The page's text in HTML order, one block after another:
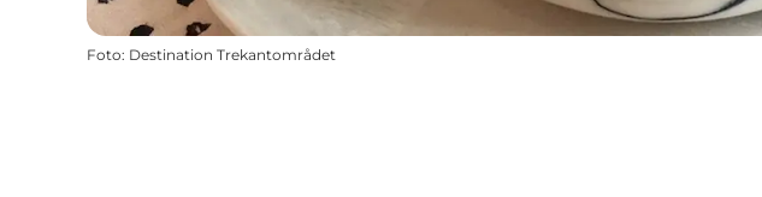
Foto: Destination Trekantområdet